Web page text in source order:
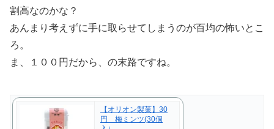
割高なのかな？
あんまり考えずに手に取らせてしまうのが百均の怖いとこ
ろ。
ま、１００円だから、の末路ですね。
【オリオン製菓】30
円 梅ミンツ(30個